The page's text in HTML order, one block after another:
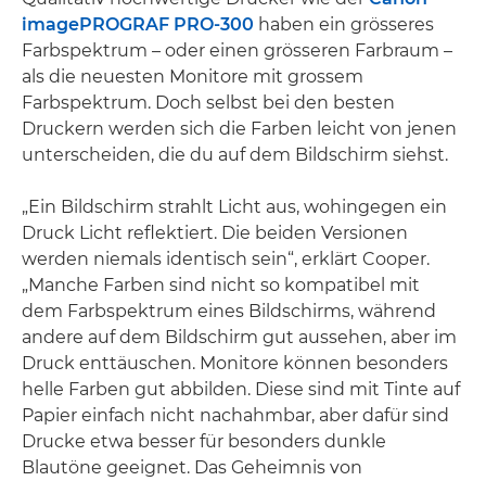
imagePROGRAF PRO-300 haben ein grösseres
Farbspektrum – oder einen grösseren Farbraum –
als die neuesten Monitore mit grossem
Farbspektrum. Doch selbst bei den besten
Druckern werden sich die Farben leicht von jenen
unterscheiden, die du auf dem Bildschirm siehst.
„Ein Bildschirm strahlt Licht aus, wohingegen ein
Druck Licht reflektiert. Die beiden Versionen
werden niemals identisch sein“, erklärt Cooper.
„Manche Farben sind nicht so kompatibel mit
dem Farbspektrum eines Bildschirms, während
andere auf dem Bildschirm gut aussehen, aber im
Druck enttäuschen. Monitore können besonders
helle Farben gut abbilden. Diese sind mit Tinte auf
Papier einfach nicht nachahmbar, aber dafür sind
Drucke etwa besser für besonders dunkle
Blautöne geeignet. Das Geheimnis von